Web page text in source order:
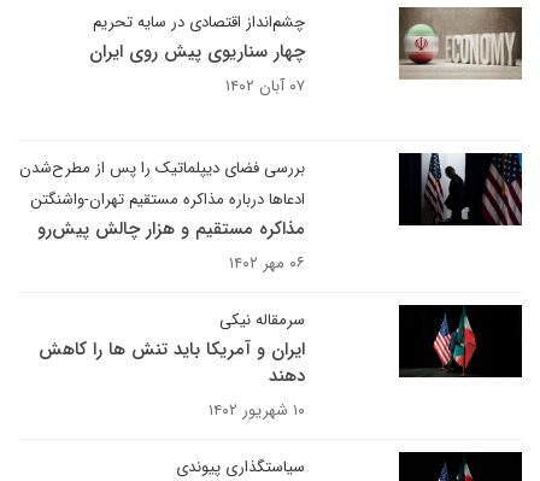
چشم‌انداز اقتصادی در سایه تحریم
چهار سناریوی پیش روی ایران
۰۷ آبان ۱۴۰۲
بررسی فضای دیپلماتیک را پس از مطرح‌شدن
ادعاها درباره مذاکره مستقیم تهران-واشنگتن
مذاکره مستقیم و هزار چالش پیش‌رو
۰۶ مهر ۱۴۰۲
سرمقاله نیکی
ایران و آمریکا باید تنش ها را کاهش
دهند
۱۰ شهریور ۱۴۰۲
سیاستگذاری پیوندی